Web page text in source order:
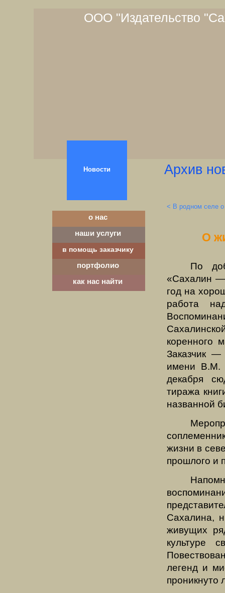
ООО "Издательство
о нас
наши услуги
в помощь заказчику
портфолио
как нас найти
Архив
< В родном селе о
О
По
«Сахалин —
год на
работа
коренного
Заказчик —
имени В.М.
декабря
тиража
названной
жизни в
прошлого и
Сахалина,
живущих
культуре
легенд и
проникнуто
Новости